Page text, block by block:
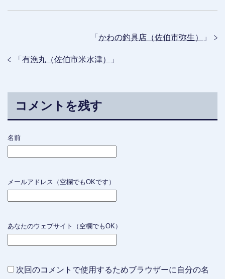
「 かわの釣具店（佐伯市弥生） 」
「 有漁丸（佐伯市米水津） 」
コメントを残す
名前
メールアドレス（空欄でもOKです）
あなたのウェブサイト（空欄でもOK）
次回のコメントで使用するためブラウザーに自分の名